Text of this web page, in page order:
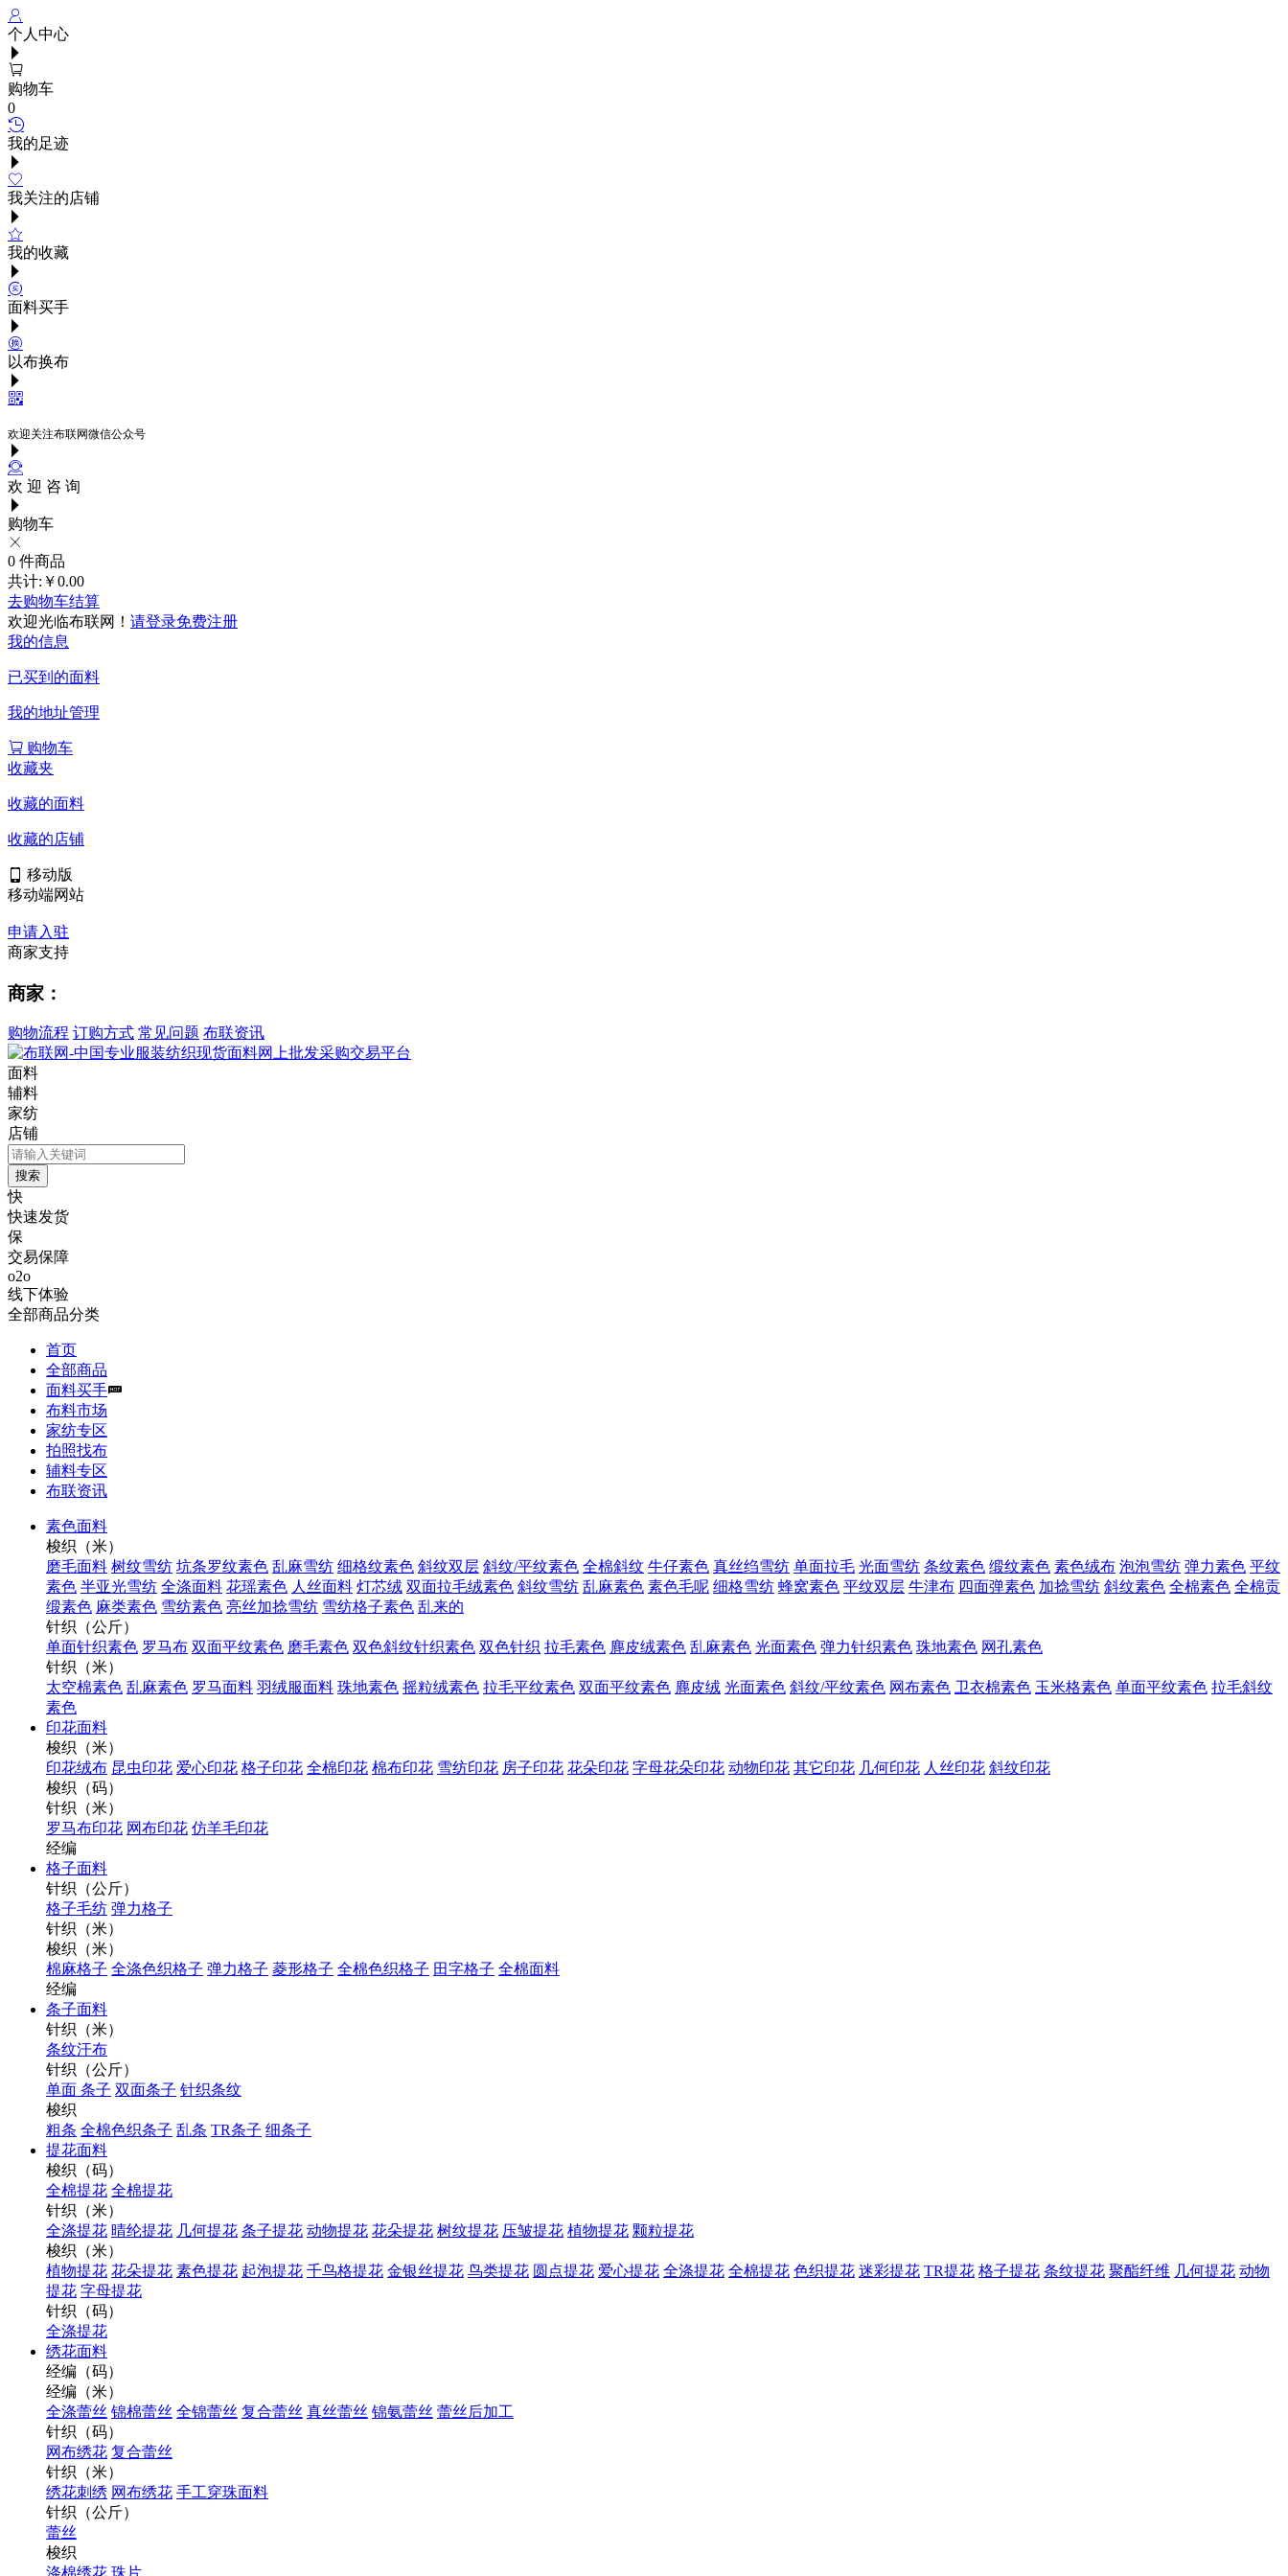
个人中心
购物车
0
我的足迹
我关注的店铺
我的收藏
面料买手
以布换布
欢迎关注布联网微信公众号
欢 迎 咨 询
购物车
0 件商品
共计: ￥0.00
去购物车结算
欢迎光临布联网！ 请登录免费注册
我的信息
已买到的面料
我的地址管理
购物车
收藏夹
收藏的面料
收藏的店铺
移动版
移动端网站
申请入驻
商家支持
商家：
购物流程 订购方式 常见问题 布联资讯
面料
辅料
家纺
店铺
快
快速发货
保
交易保障
o2o
线下体验
全部商品分类
首页
全部商品
面料买手
布料市场
家纺专区
拍照找布
辅料专区
布联资讯
素色面料
梭织（米）
磨毛面料 树纹雪纺 坑条罗纹素色 乱麻雪纺 细格纹素色 斜纹双层 斜纹/平纹素色 全棉斜纹 牛仔素色 真丝绉雪纺 单面拉毛 光面雪纺 条纹素色 缎纹素色 素色绒布 泡泡雪纺 弹力素色 平纹
素色 半亚光雪纺 全涤面料 花瑶素色 人丝面料 灯芯绒 双面拉毛绒素色 斜纹雪纺 乱麻素色 素色毛呢 细格雪纺 蜂窝素色 平纹双层 牛津布 四面弹素色 加捻雪纺 斜纹素色 全棉素色 全棉贡
缎素色 麻类素色 雪纺素色 亮丝加捻雪纺 雪纺格子素色 乱来的
针织（公斤）
单面针织素色 罗马布 双面平纹素色 磨毛素色 双色斜纹针织素色 双色针织 拉毛素色 麂皮绒素色 乱麻素色 光面素色 弹力针织素色 珠地素色 网孔素色
针织（米）
太空棉素色 乱麻素色 罗马面料 羽绒服面料 珠地素色 摇粒绒素色 拉毛平纹素色 双面平纹素色 麂皮绒 光面素色 斜纹/平纹素色 网布素色 卫衣棉素色 玉米格素色 单面平纹素色 拉毛斜纹
素色
印花面料
梭织（米）
印花绒布 昆虫印花 爱心印花 格子印花 全棉印花 棉布印花 雪纺印花 房子印花 花朵印花 字母花朵印花 动物印花 其它印花 几何印花 人丝印花 斜纹印花
梭织（码）
针织（米）
罗马布印花 网布印花 仿羊毛印花
经编
格子面料
针织（公斤）
格子毛纺 弹力格子
针织（米）
梭织（米）
棉麻格子 全涤色织格子 弹力格子 菱形格子 全棉色织格子 田字格子 全棉面料
经编
条子面料
针织（米）
条纹汗布
针织（公斤）
单面 条子 双面条子 针织条纹
梭织
粗条 全棉色织条子 乱条 TR条子 细条子
提花面料
梭织（码）
全棉提花 全棉提花
针织（米）
全涤提花 晴纶提花 几何提花 条子提花 动物提花 花朵提花 树纹提花 压皱提花 植物提花 颗粒提花
梭织（米）
植物提花 花朵提花 素色提花 起泡提花 千鸟格提花 金银丝提花 鸟类提花 圆点提花 爱心提花 全涤提花 全棉提花 色织提花 迷彩提花 TR提花 格子提花 条纹提花 聚酯纤维 几何提花 动物
提花 字母提花
针织（码）
全涤提花
绣花面料
经编（码）
经编（米）
全涤蕾丝 锦棉蕾丝 全锦蕾丝 复合蕾丝 真丝蕾丝 锦氨蕾丝 蕾丝后加工
针织（码）
网布绣花 复合蕾丝
针织（米）
绣花刺绣 网布绣花 手工穿珠面料
针织（公斤）
蕾丝
梭织